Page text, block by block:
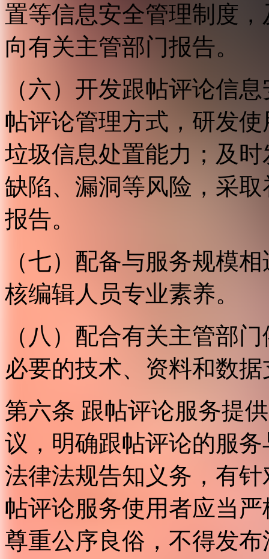
置等信息安全管理制度
向有关主管部门报告。
（六）开发跟帖评论信
帖评论管理方式，研发
垃圾信息处置能力；及
缺陷、漏洞等风险，采
报告。
（七）配备与服务规模
核编辑人员专业素养。
（八）配合有关主管部
必要的技术、资料和数
第六条 跟帖评论服务提
议，明确跟帖评论的服
法律法规告知义务，有
帖评论服务使用者应当
尊重公序良俗，不得发